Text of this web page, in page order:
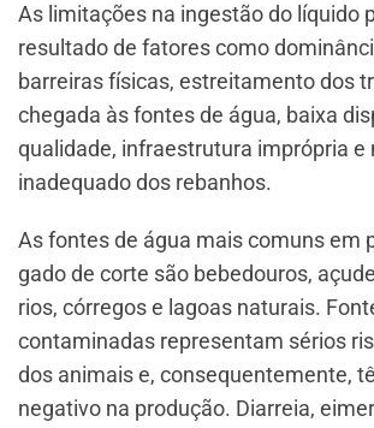
As limitações na ingestão do líquido
resultado de fatores como
barreiras físicas, estreitamento dos
chegada às fontes de água, baixa
qualidade, infraestrutura imprópria e
inadequado dos rebanhos.
As fontes de água mais comuns em
gado de corte são bebedouros,
rios, córregos e lagoas naturais.
contaminadas representam sérios
dos animais e, consequentemente,
negativo na produção. Diarreia,